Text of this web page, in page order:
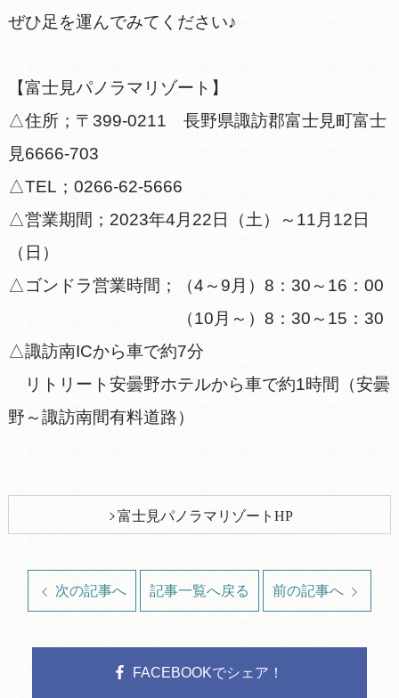
ぜひ足を運んでみてください♪
【富士見パノラマリゾート】
△住所；〒399-0211 長野県諏訪郡富士見町富士
見6666-703
△TEL；0266-62-5666
△営業期間；2023年4月22日（土）～11月12日
（日）
△ゴンドラ営業時間；（4～9月）8：30～16：00
（10月～）8：30～15：30
△諏訪南ICから車で約7分
リトリート安曇野ホテルから車で約1時間（安曇
野～諏訪南間有料道路）
富士見パノラマリゾートHP
次の記事へ 記事一覧へ戻る 前の記事へ
FACEBOOKでシェア！